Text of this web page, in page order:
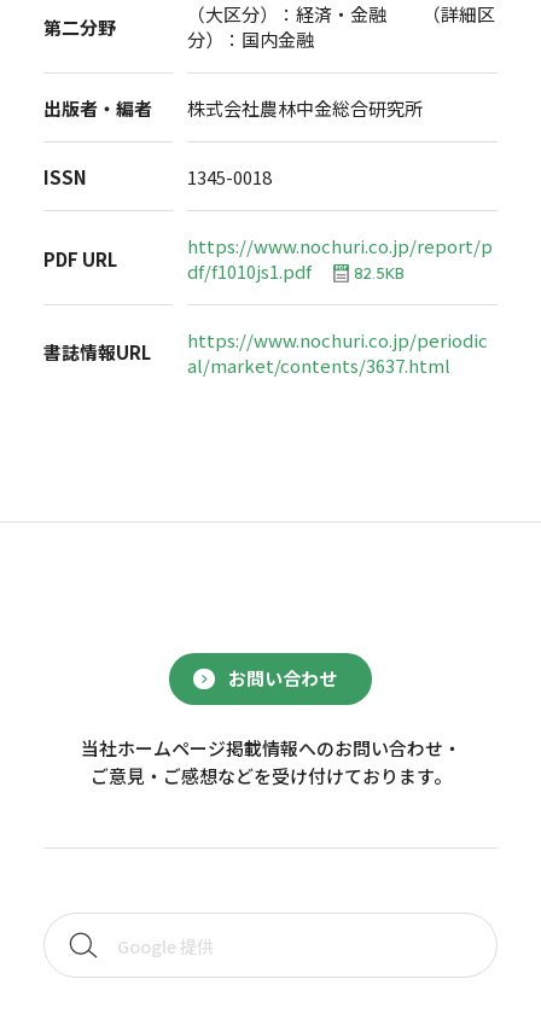
第二分野
（大区分）：経済・金融 （詳細区
分）：国内金融
出版者・編者 株式会社農林中金総合研究所
ISSN 1345-0018
PDF URL
https://www.nochuri.co.jp/report/p
df/f1010js1.pdf
82.5KB
書誌情報URL
https://www.nochuri.co.jp/periodic
al/market/contents/3637.html
お問い合わせ
当社ホームページ掲載情報へのお問い合わせ・
ご意見・ご感想などを受け付けております。